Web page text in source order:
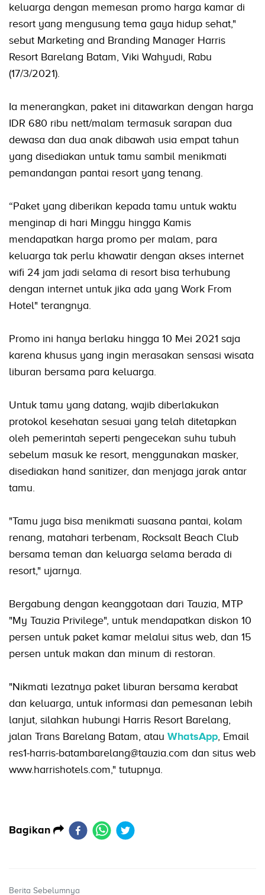
keluarga dengan memesan promo harga kamar di
resort yang mengusung tema gaya hidup sehat,"
sebut Marketing and Branding Manager Harris
Resort Barelang Batam, Viki Wahyudi, Rabu
(17/3/2021).
Ia menerangkan, paket ini ditawarkan dengan harga
IDR 680 ribu nett/malam termasuk sarapan dua
dewasa dan dua anak dibawah usia empat tahun
yang disediakan untuk tamu sambil menikmati
pemandangan pantai resort yang tenang.
“Paket yang diberikan kepada tamu untuk waktu
menginap di hari Minggu hingga Kamis
mendapatkan harga promo per malam, para
keluarga tak perlu khawatir dengan akses internet
wifi 24 jam jadi selama di resort bisa terhubung
dengan internet untuk jika ada yang Work From
Hotel" terangnya.
Promo ini hanya berlaku hingga 10 Mei 2021 saja
karena khusus yang ingin merasakan sensasi wisata
liburan bersama para keluarga.
Untuk tamu yang datang, wajib diberlakukan
protokol kesehatan sesuai yang telah ditetapkan
oleh pemerintah seperti pengecekan suhu tubuh
sebelum masuk ke resort, menggunakan masker,
disediakan hand sanitizer, dan menjaga jarak antar
tamu.
"Tamu juga bisa menikmati suasana pantai, kolam
renang, matahari terbenam, Rocksalt Beach Club
bersama teman dan keluarga selama berada di
resort," ujarnya.
Bergabung dengan keanggotaan dari Tauzia, MTP
"My Tauzia Privilege", untuk mendapatkan diskon 10
persen untuk paket kamar melalui situs web, dan 15
persen untuk makan dan minum di restoran.
"Nikmati lezatnya paket liburan bersama kerabat
dan keluarga, untuk informasi dan pemesanan lebih
lanjut, silahkan hubungi Harris Resort Barelang,
jalan Trans Barelang Batam, atau WhatsApp , Email
res1-harris-batambarelang@tauzia.com dan situs web
www.harrishotels.com," tutupnya.
Bagikan
Berita Sebelumnya